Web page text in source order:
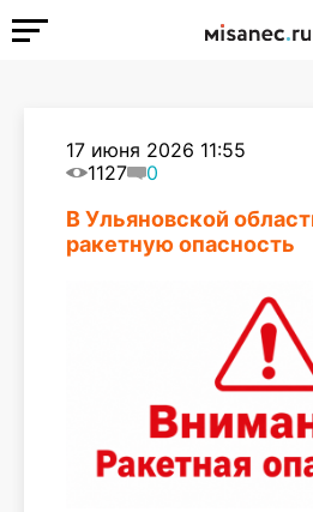
17 июня 2026 11:55
1127
0
В Ульяновской
ракетную опасность